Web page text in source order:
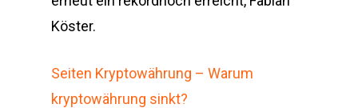
Köster.
Seiten Kryptowährung – Warum
kryptowährung sinkt?